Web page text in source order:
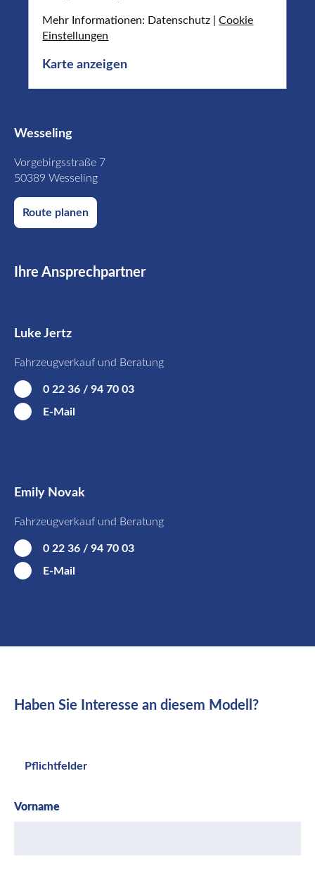
Mehr Informationen: Datenschutz |Cookie
Einstellungen
Karte anzeigen
Wesseling
Vorgebirgsstraße 7
50389 Wesseling
Route planen
Ihre Ansprechpartner
Luke Jertz
Fahrzeugverkauf und Beratung
0 22 36 / 94 70 03
E-Mail
Emily Novak
Fahrzeugverkauf und Beratung
0 22 36 / 94 70 03
E-Mail
Haben Sie Interesse an diesem Modell?
Pflichtfelder
Vorname